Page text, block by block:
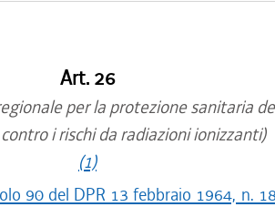
Art. 26
per la protezione sanitaria
i rischi da radiazioni ionizzanti)
(1)
90 del DPR 13 febbraio 1964, n.